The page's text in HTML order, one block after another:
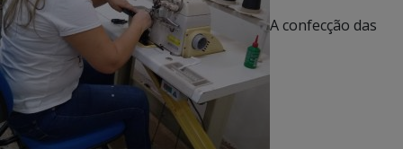
A confecção das